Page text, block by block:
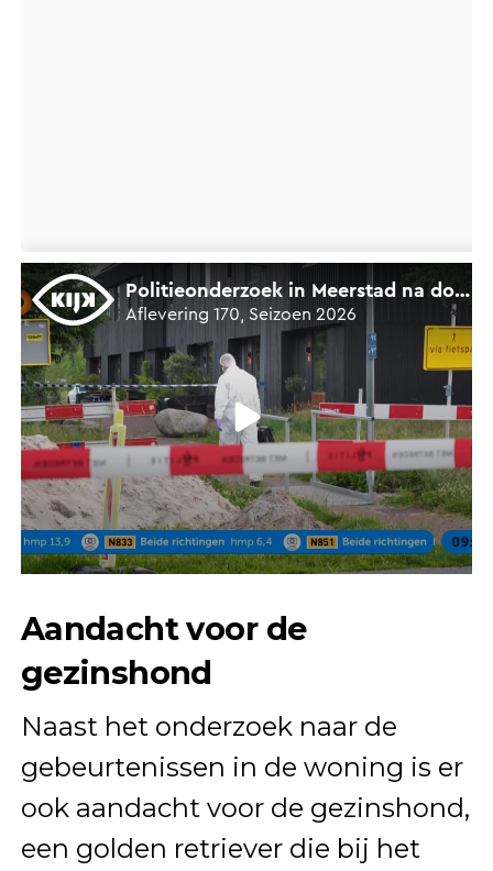
Aandacht voor de
gezinshond
Naast het onderzoek naar de
gebeurtenissen in de woning is er
ook aandacht voor de gezinshond,
een golden retriever die bij het